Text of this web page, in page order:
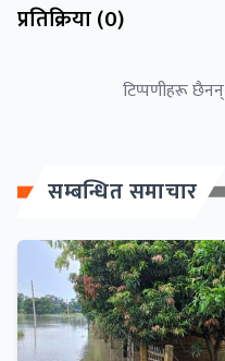
प्रतिक्रिया (0)
टिप्पणीहरू
सम्बन्धित समाचार